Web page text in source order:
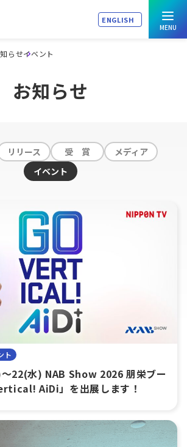
ENGLISH
らせイベント
お知らせ
リリース 受 賞
メディア
イベント
ト
22(水) NAB Show 2026 朋栄ブー
AiDi」を出展します！